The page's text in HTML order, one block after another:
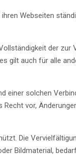
Webseiten
der zur
gilt auch für alle
einer solchen
vor,
Die
Bildmaterial,